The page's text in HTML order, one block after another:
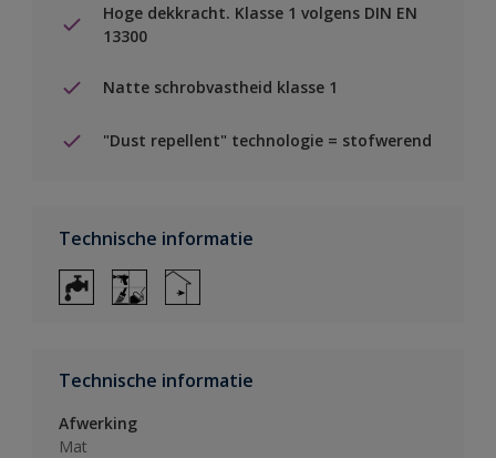
Hoge dekkracht. Klasse 1 volgens DIN EN
13300
Natte schrobvastheid klasse 1
"Dust repellent" technologie = stofwerend
Technische informatie
Technische informatie
Afwerking
Mat